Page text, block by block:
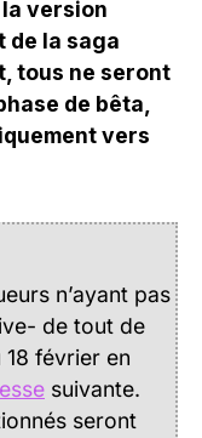
version
de la saga
tous ne seront
de bêta,
vers
n’ayant pas
de tout de
février en
suivante.
seront